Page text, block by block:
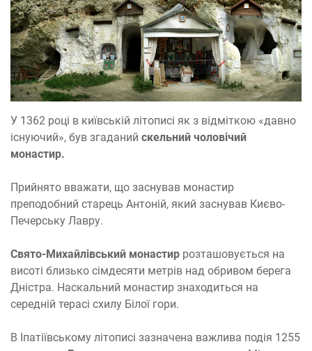
У 1362 році в київській літописі як з відміткою «давно
існуючий», був згаданий скельний чоловічий
монастир.
Прийнято вважати, що заснував монастир
преподобний старець Антоній, який заснував Києво-
Печерську Лавру.
Свято-Михайлівський монастир розташовується на
висоті близько сімдесяти метрів над обривом берега
Дністра. Наскальний монастир знаходиться на
середній терасі схилу Білої гори.
В Іпатіївському літописі зазначена важлива подія 1255